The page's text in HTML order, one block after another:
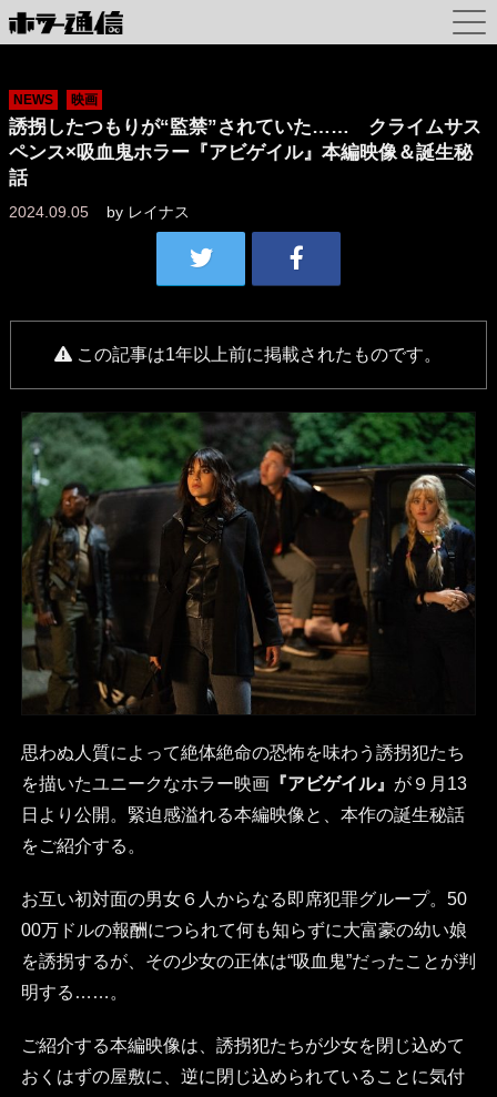
NEWS 映画
誘拐したつもりが“監禁”されていた…… クライムサス
ペンス×吸血鬼ホラー『アビゲイル』本編映像＆誕生秘
話
2024.09.05 by レイナス
この記事は1年以上前に掲載されたものです。
思わぬ人質によって絶体絶命の恐怖を味わう誘拐犯たち
を描いたユニークなホラー映画『アビゲイル』 が９月13
日より公開。緊迫感溢れる本編映像と、本作の誕生秘話
をご紹介する。
お互い初対面の男女６人からなる即席犯罪グループ。50
00万ドルの報酬につられて何も知らずに大富豪の幼い娘
を誘拐するが、その少女の正体は“吸血鬼”だったことが判
明する……。
ご紹介する本編映像は、誘拐犯たちが少女を閉じ込めて
おくはずの屋敷に、逆に閉じ込められていることに気付